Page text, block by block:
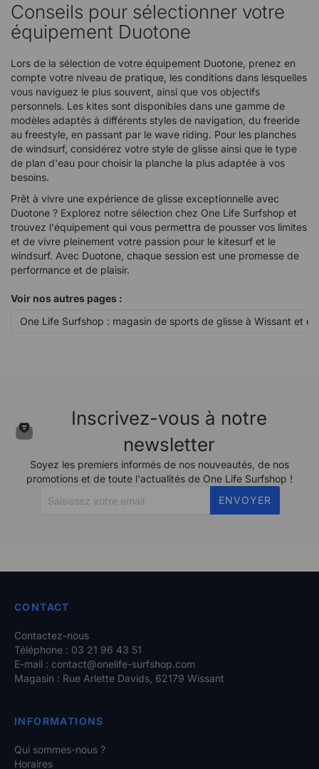
Conseils pour sélectionner votre
équipement Duotone
Lors de la sélection de votre équipement Duotone, prenez en
compte votre niveau de pratique, les conditions dans lesquelles
vous naviguez le plus souvent, ainsi que vos objectifs
personnels. Les kites sont disponibles dans une gamme de
modèles adaptés à différents styles de navigation, du freeride
au freestyle, en passant par le wave riding. Pour les planches
de windsurf, considérez votre style de glisse ainsi que le type
de plan d'eau pour choisir la planche la plus adaptée à vos
besoins.
Prêt à vivre une expérience de glisse exceptionnelle avec
Duotone ? Explorez notre sélection chez One Life Surfshop et
trouvez l'équipement qui vous permettra de pousser vos limites
et de vivre pleinement votre passion pour le kitesurf et le
windsurf. Avec Duotone, chaque session est une promesse de
performance et de plaisir.
Voir nos autres pages :
One Life Surfshop : magasin de sports de glisse à Wissant et
Inscrivez-vous à notre
newsletter
Soyez les premiers informés de nos nouveautés, de nos
promotions et de toute l'actualités de One Life Surfshop !
ENVOYER
CONTACT
Contactez-nous
Téléphone : 03 21 96 43 51
E-mail : contact@onelife-surfshop.com
Magasin : Rue Arlette Davids, 62179 Wissant
INFORMATIONS
Qui sommes-nous ?
Horaires